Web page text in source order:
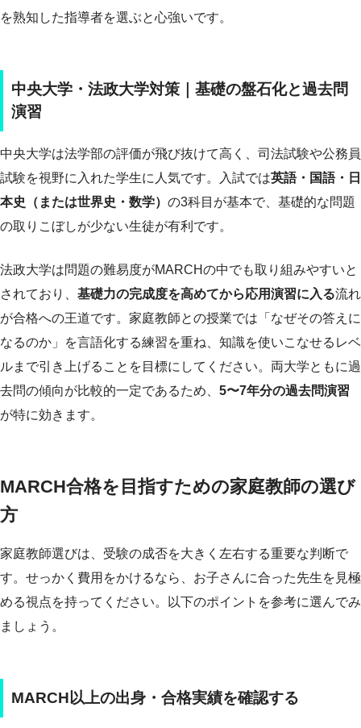
を熟知した指導者を選ぶと心強いです。
中央大学・法政大学対策｜基礎の盤石化と過去問
演習
中央大学は法学部の評価が飛び抜けて高く、司法試験や公務員
試験を視野に入れた学生に人気です。入試では英語・国語・日
本史（または世界史・数学） の3科目が基本で、基礎的な問題
の取りこぼしが少ない生徒が有利です。
法政大学は問題の難易度がMARCHの中でも取り組みやすいと
されており、 基礎力の完成度を高めてから応用演習に入る流れ
が合格への王道です。家庭教師との授業では「なぜその答えに
なるのか」を言語化する練習を重ね、知識を使いこなせるレベ
ルまで引き上げることを目標にしてください。両大学ともに過
去問の傾向が比較的一定であるため、 5〜7年分の過去問演習
が特に効きます。
MARCH合格を目指すための家庭教師の選び
方
家庭教師選びは、受験の成否を大きく左右する重要な判断で
す。せっかく費用をかけるなら、お子さんに合った先生を見極
める視点を持ってください。以下のポイントを参考に選んでみ
ましょう。
MARCH以上の出身・合格実績を確認する